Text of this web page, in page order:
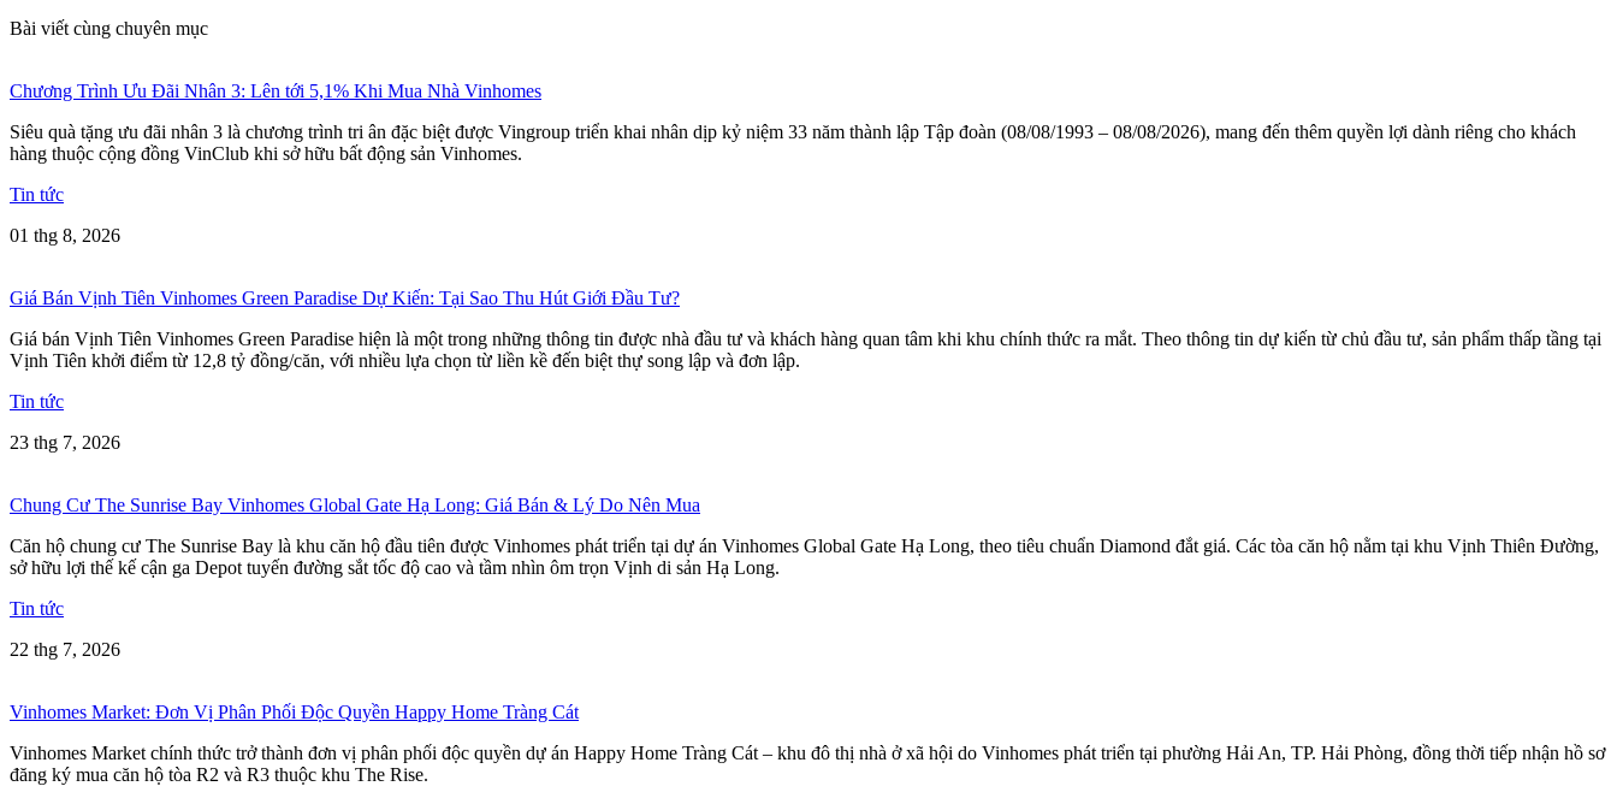
Bài viết cùng chuyên mục
Chương Trình Ưu Đãi Nhân 3: Lên tới 5,1% Khi Mua Nhà Vinhomes
Siêu quà tặng ưu đãi nhân 3 là chương trình tri ân đặc biệt được Vingroup triển khai nhân dịp kỷ niệm 33 năm thành lập Tập đoàn (08/08/1993 – 08/08/2026), mang đến thêm quyền lợi dành riêng cho khách
hàng thuộc cộng đồng VinClub khi sở hữu bất động sản Vinhomes.
Tin tức
01 thg 8, 2026
Giá Bán Vịnh Tiên Vinhomes Green Paradise Dự Kiến: Tại Sao Thu Hút Giới Đầu Tư?
Giá bán Vịnh Tiên Vinhomes Green Paradise hiện là một trong những thông tin được nhà đầu tư và khách hàng quan tâm khi khu chính thức ra mắt. Theo thông tin dự kiến từ chủ đầu tư, sản phẩm thấp tầng tại
Vịnh Tiên khởi điểm từ 12,8 tỷ đồng/căn, với nhiều lựa chọn từ liền kề đến biệt thự song lập và đơn lập.
Tin tức
23 thg 7, 2026
Chung Cư The Sunrise Bay Vinhomes Global Gate Hạ Long: Giá Bán & Lý Do Nên Mua
Căn hộ chung cư The Sunrise Bay là khu căn hộ đầu tiên được Vinhomes phát triển tại dự án Vinhomes Global Gate Hạ Long, theo tiêu chuẩn Diamond đắt giá. Các tòa căn hộ nằm tại khu Vịnh Thiên Đường,
sở hữu lợi thế kế cận ga Depot tuyến đường sắt tốc độ cao và tầm nhìn ôm trọn Vịnh di sản Hạ Long.
Tin tức
22 thg 7, 2026
Vinhomes Market: Đơn Vị Phân Phối Độc Quyền Happy Home Tràng Cát
Vinhomes Market chính thức trở thành đơn vị phân phối độc quyền dự án Happy Home Tràng Cát – khu đô thị nhà ở xã hội do Vinhomes phát triển tại phường Hải An, TP. Hải Phòng, đồng thời tiếp nhận hồ sơ
đăng ký mua căn hộ tòa R2 và R3 thuộc khu The Rise.